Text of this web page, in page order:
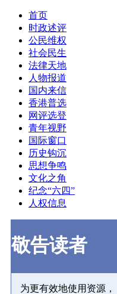
首页
时政述评
公民维权
社会民生
法律天地
人物报道
国内来信
香港普选
网评选登
青年视野
国际窗口
历史钩沉
思想争鸣
文化之角
纪念“六四”
人权信息
敬告读者
为更有效地使用资源